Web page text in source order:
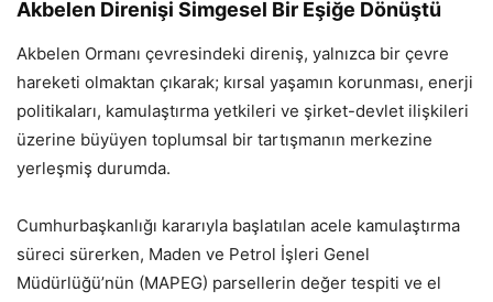
Akbelen Direnişi Simgesel Bir Eşiğe Dönüştü
Akbelen Ormanı çevresindeki direniş, yalnızca bir çevre
hareketi olmaktan çıkarak; kırsal yaşamın korunması, enerji
politikaları, kamulaştırma yetkileri ve şirket-devlet ilişkileri
üzerine büyüyen toplumsal bir tartışmanın merkezine
yerleşmiş durumda.
Cumhurbaşkanlığı kararıyla başlatılan acele kamulaştırma
süreci sürerken, Maden ve Petrol İşleri Genel
Müdürlüğü’nün (MAPEG) parsellerin değer tespiti ve el